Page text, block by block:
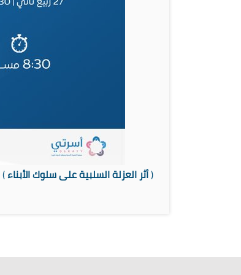
(أثر العزلة السلبية على سلوك الأبناء)